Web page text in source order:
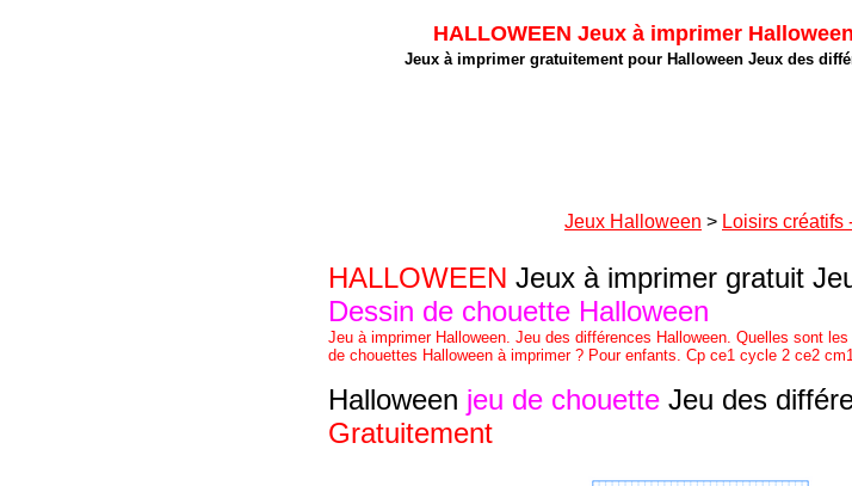
HALLOWEEN Jeux à imprimer
Jeux à imprimer gratuitement pour Halloween Jeux des
Jeux Halloween > Loisirs créatifs
HALLOWEEN Jeux à imprimer gratuit
Dessin de chouette Halloween
Jeu à imprimer Halloween. Jeu des différences Halloween. Quelles sont
de chouettes Halloween à imprimer ? Pour enfants. Cp ce1 cycle 2 ce2
Halloween jeu de chouette Jeu des
Gratuitement